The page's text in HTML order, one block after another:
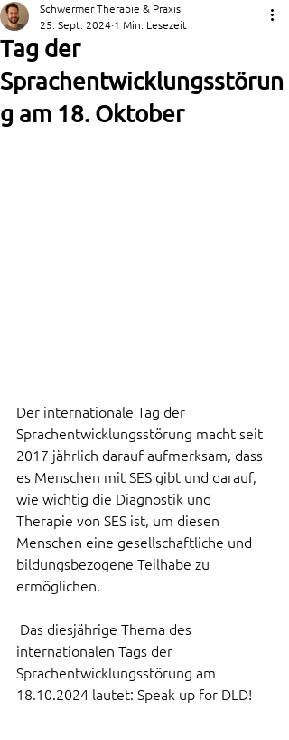
Tag der
Sprachentwicklungsstörun
g am 18. Oktober
Schwermer Therapie & Praxis
25. Sept. 2024 1 Min. Lesezeit
Der internationale Tag der
Sprachentwicklungsstörung macht seit
2017 jährlich darauf aufmerksam, dass
es Menschen mit SES gibt und darauf,
wie wichtig die Diagnostik und
Therapie von SES ist, um diesen
Menschen eine gesellschaftliche und
bildungsbezogene Teilhabe zu
ermöglichen.
Das diesjährige Thema des
internationalen Tags der
Sprachentwicklungsstörung am
18.10.2024 lautet: Speak up for DLD!